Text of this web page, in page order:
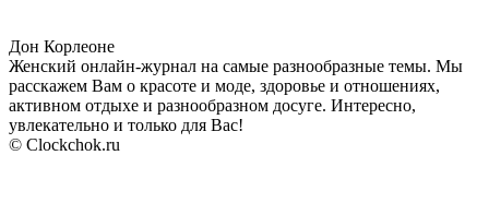
Дон Корлеоне
Женский онлайн-журнал на самые разнообразные темы. Мы
расскажем Вам о красоте и моде, здоровье и отношениях,
активном отдыхе и разнообразном досуге. Интересно,
увлекательно и только для Вас!
© Clockchok.ru